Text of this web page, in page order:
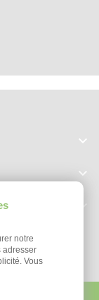


notre
adresser
Vous